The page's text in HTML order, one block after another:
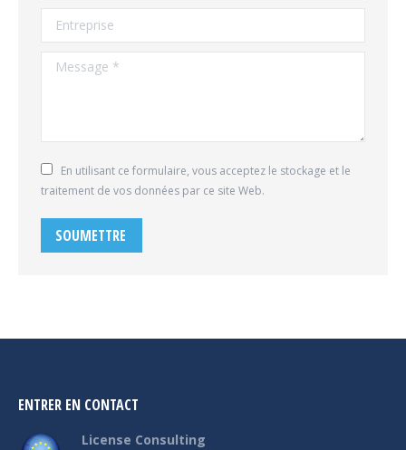
Entreprise
Message *
En utilisant ce formulaire, vous acceptez le stockage et le
traitement de vos données par ce site Web.
SOUMETTRE
ENTRER EN CONTACT
License Consulting